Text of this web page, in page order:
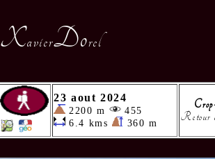
XavierDorel
23 aout 2024
2200 m
455
6.4 kms
360 m
Retour